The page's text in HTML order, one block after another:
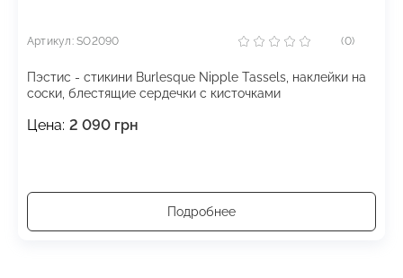
Артикул: SO2090 (0)
Пэстис - стикини Burlesque Nipple Tassels, наклейки на
соски, блестящие сердечки с кисточками
Цена: 2 090 грн
Подробнее